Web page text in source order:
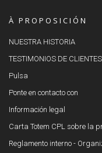
À PROPOSICIÓN
NUESTRA HISTORIA
TESTIMONIOS DE CLIENTES
Pulsa
Ponte en contacto con
Información legal
Carta Totem CPL sobre la
Reglamento interno -